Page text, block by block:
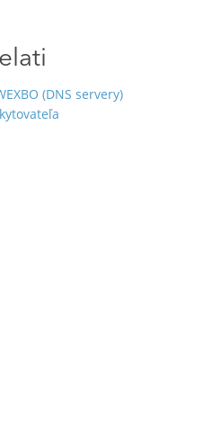
(DNS servery)